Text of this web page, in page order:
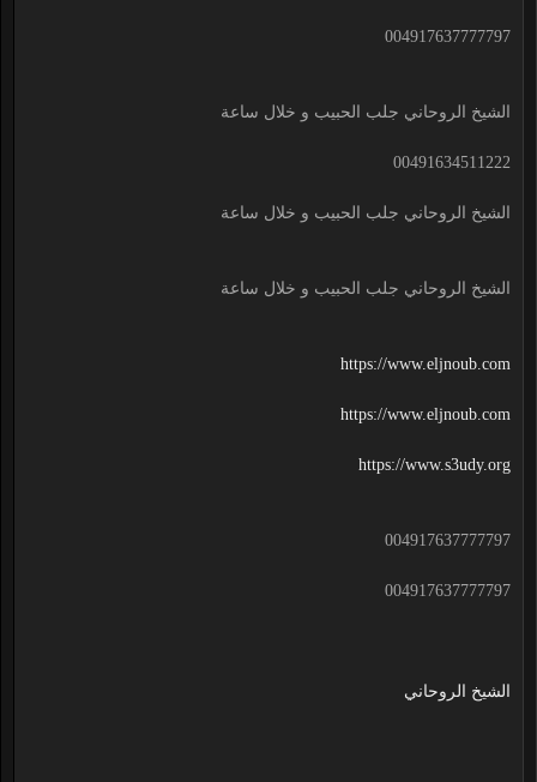
004917637777797
الشيخ الروحاني جلب الحبيب و خلال ساعة
00491634511222
الشيخ الروحاني جلب الحبيب و خلال ساعة
الشيخ الروحاني جلب الحبيب و خلال ساعة
https://www.eljnoub.com
https://www.eljnoub.com
https://www.s3udy.org
004917637777797
004917637777797
الشيخ الروحاني